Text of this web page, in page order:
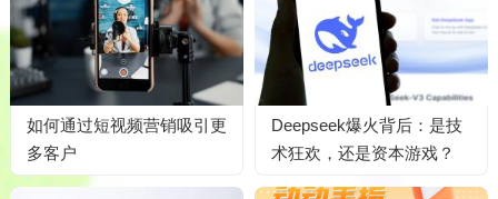
如何通过短视频营销吸引更
多客户
Deepseek爆火背后：是技
术狂欢，还是资本游戏？